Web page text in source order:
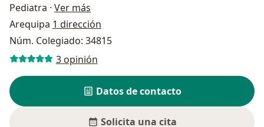
Pediatra · Ver más
Arequipa 1 dirección
Núm. Colegiado: 34815
3 opinión
Datos de contacto
Solicita una cita